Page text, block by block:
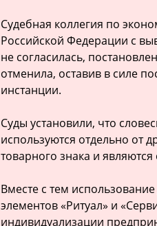
Судебная коллегия по
Российской Федерации с
не согласилась,
отменила, оставив в силе
инстанции.
Суды установили, что
используются отдельно от
товарного знака и
Вместе с тем
элементов «Ритуал» и
индивидуализации